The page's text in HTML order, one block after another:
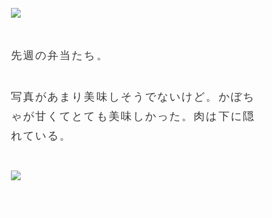
先週の弁当たち。
写真があまり美味しそうでないけど。かぼち
ゃが甘くてとても美味しかった。肉は下に隠
れている。